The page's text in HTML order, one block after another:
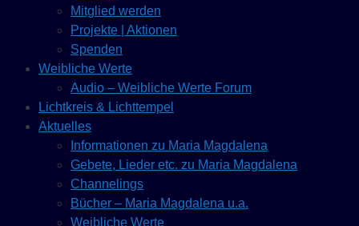
Mitglied werden
Projekte | Aktionen
Spenden
Weibliche Werte
Audio – Weibliche Werte Forum
Lichtkreis & Lichttempel
Aktuelles
Informationen zu Maria Magdalena
Gebete, Lieder etc. zu Maria Magdalena
Channelings
Bücher – Maria Magdalena u.a.
Weibliche Werte